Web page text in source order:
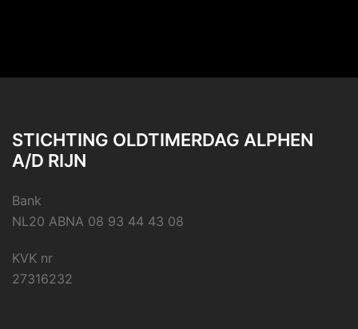
STICHTING OLDTIMERDAG ALPHEN
A/D RIJN
Bank
NL20 ABNA 08 93 44 43 08
KVK nr
27316232